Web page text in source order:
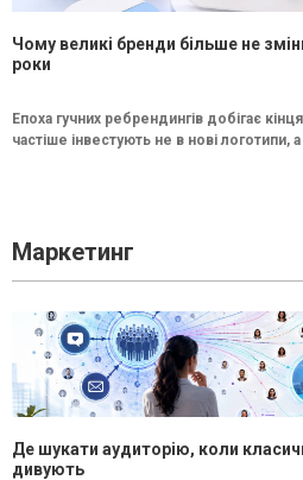
Чому великі бренди більше не
роки
Епоха гучних ребрендингів добігає
частіше інвестують не в нові логотипи,
Маркетинг
Де шукати аудиторію, коли
дивують